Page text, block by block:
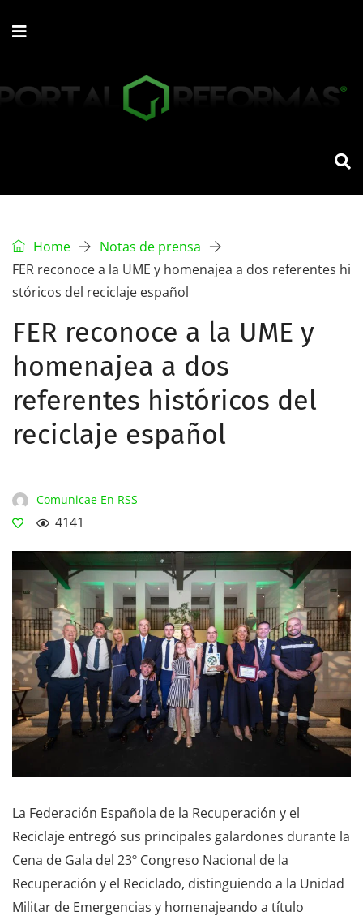
Home
Notas de prensa
FER reconoce a la UME y homenajea a dos referentes hi
stóricos del reciclaje español
FER reconoce a la UME y
homenajea a dos
referentes históricos del
reciclaje español
Comunicae En RSS
4141
La Federación Española de la Recuperación y el
Reciclaje entregó sus principales galardones durante la
Cena de Gala del 23º Congreso Nacional de la
Recuperación y el Reciclado, distinguiendo a la Unidad
Militar de Emergencias y homenajeando a título